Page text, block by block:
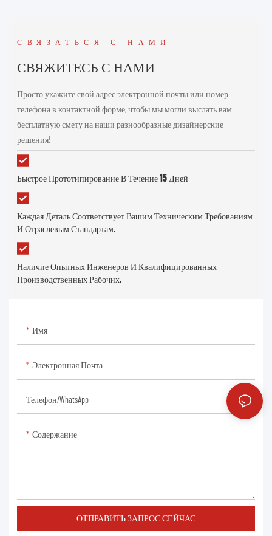
СВЯЗАТЬСЯ С НАМИ
СВЯЖИТЕСЬ С НАМИ
Просто укажите свой адрес электронной почты или номер
телефона в контактной форме, чтобы мы могли выслать вам
бесплатную смету на наши разнообразные дизайнерские
решения!
Быстрое Прототипирование В Течение 15 Дней
Каждая Деталь Соответствует Вашим Техническим Требованиям
И Отраслевым Стандартам.
Наличие Опытных Инженеров И Квалифицированных
Производственных Рабочих.
Имя
Электронная Почта
Телефон/WhatsApp
Содержание
ОТПРАВИТЬ ЗАПРОС СЕЙЧАС